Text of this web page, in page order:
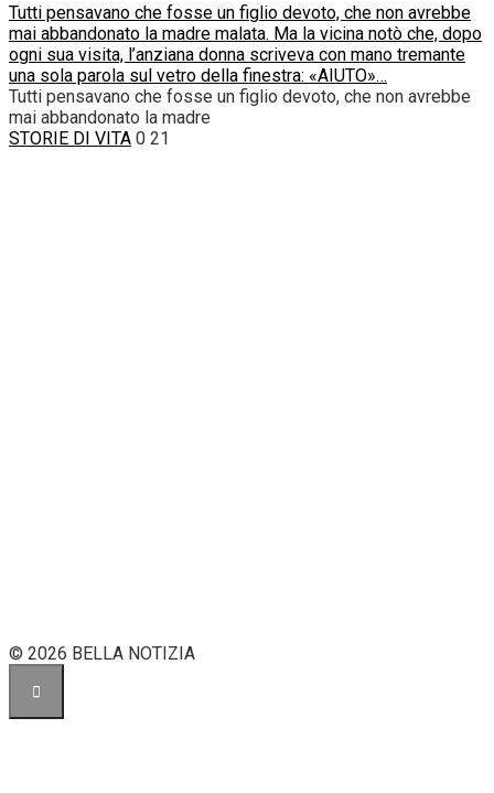
Tutti pensavano che fosse un figlio devoto, che non avrebbe
mai abbandonato la madre malata. Ma la vicina notò che, dopo
ogni sua visita, l’anziana donna scriveva con mano tremante
una sola parola sul vetro della finestra: «AIUTO»…
Tutti pensavano che fosse un figlio devoto, che non avrebbe
mai abbandonato la madre
STORIE DI VITA 0 21
© 2026 BELLA NOTIZIA